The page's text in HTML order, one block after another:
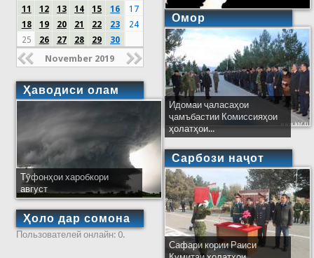
11
12 13 14 15 16
17
18
19 20 21 22 23
24
25
26 27 28 29 30
November 2019
Ҳаводиси олам
Тӯфонҳои харобкори
август
Ҳоло дар сомона
Пользователей онлайн: 0.
Омор
Идомаи ҷаласаҳои
ҷамъбастии Комиссияҳои
ҳолатҳои...
Сарбози наҷот
Сафари кории Раиси